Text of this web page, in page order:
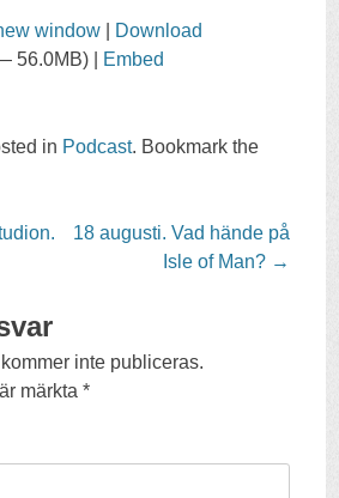
window
Download
56.0MB) |
Embed
in Podcast. Bookmark the
18 augusti. Vad hände på
Isle of Man? →
inte publiceras.
märkta*